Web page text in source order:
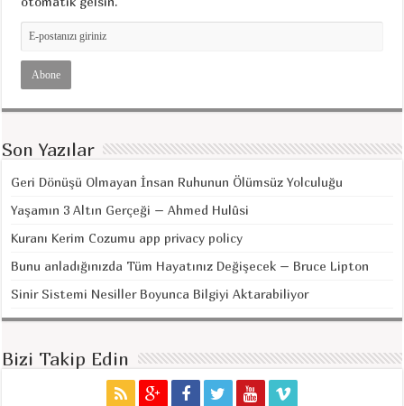
Son Yazılar
Geri Dönüşü Olmayan İnsan Ruhunun Ölümsüz Yolculuğu
Yaşamın 3 Altın Gerçeği – Ahmed Hulûsi
Kuranı Kerim Cozumu app privacy policy
Bunu anladığınızda Tüm Hayatınız Değişecek – Bruce Lipton
Sinir Sistemi Nesiller Boyunca Bilgiyi Aktarabiliyor
Bizi Takip Edin